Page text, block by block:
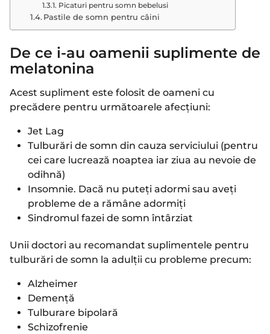
Picaturi pentru somn bebelusi
Pastile de somn pentru câini
De ce i-au oamenii suplimente de
melatonina
Acest supliment este folosit de oameni cu
precădere pentru următoarele afecțiuni:
Jet Lag
Tulburări de somn din cauza serviciului (pentru
cei care lucrează noaptea iar ziua au nevoie de
odihnă)
Insomnie. Dacă nu puteți adormi sau aveți
probleme de a rămâne adormiți
Sindromul fazei de somn întârziat
Unii doctori au recomandat suplimentele pentru
tulburări de somn la adulții cu probleme precum:
Alzheimer
Demență
Tulburare bipolară
Schizofrenie